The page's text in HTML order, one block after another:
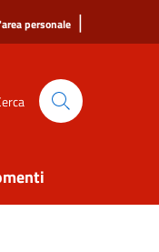
personale |